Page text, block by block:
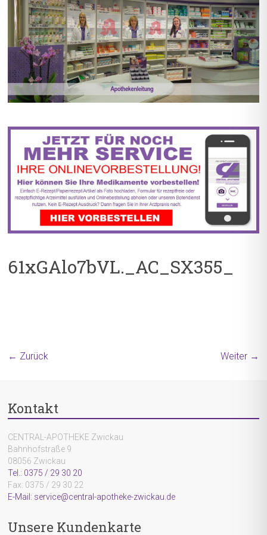
BIS ZU 55% RABATT AUF
REZEPTFREIE MEDIKAMENTE
5% TREUEBONUS MIT
KUNDENKARTE
61xGAlo7bVL._AC_SX355_
← Zurück Weiter →
Kontakt
CENTRAL-APOTHEKE Zwickau
Bahnhofstraße 9
08056 Zwickau
Tel.: 0375 / 29 30 20
Fax: 0375 / 29 30 22
E-Mail: service@central-apotheke-zwickau.de
Unsere Kundenkarte